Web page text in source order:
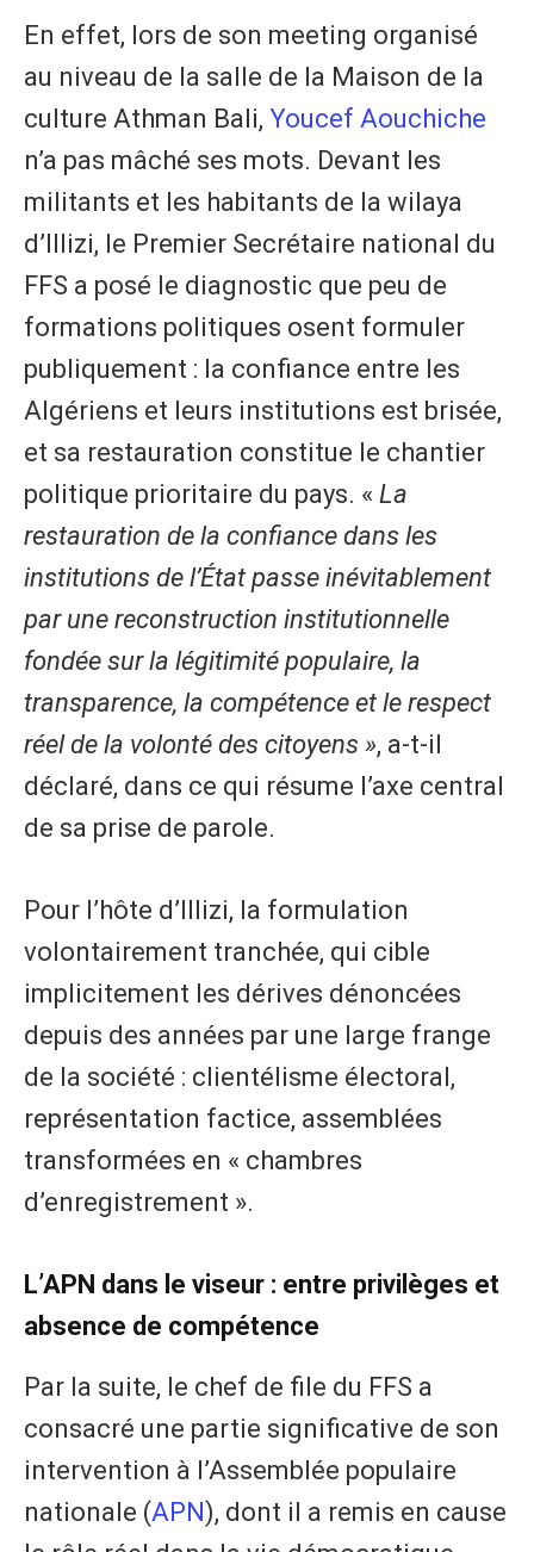
En effet, lors de son meeting organisé
au niveau de la salle de la Maison de la
culture Athman Bali, Youcef Aouchiche
n’a pas mâché ses mots. Devant les
militants et les habitants de la wilaya
d’Illizi, le Premier Secrétaire national du
FFS a posé le diagnostic que peu de
formations politiques osent formuler
publiquement : la confiance entre les
Algériens et leurs institutions est brisée,
et sa restauration constitue le chantier
politique prioritaire du pays. « La
restauration de la confiance dans les
institutions de l’État passe inévitablement
par une reconstruction institutionnelle
fondée sur la légitimité populaire, la
transparence, la compétence et le respect
réel de la volonté des citoyens », a-t-il
déclaré, dans ce qui résume l’axe central
de sa prise de parole.
Pour l’hôte d’Illizi, la formulation
volontairement tranchée, qui cible
implicitement les dérives dénoncées
depuis des années par une large frange
de la société : clientélisme électoral,
représentation factice, assemblées
transformées en « chambres
d’enregistrement ».
L’APN dans le viseur : entre privilèges et
absence de compétence
Par la suite, le chef de file du FFS a
consacré une partie significative de son
intervention à l’Assemblée populaire
nationale (APN ), dont il a remis en cause